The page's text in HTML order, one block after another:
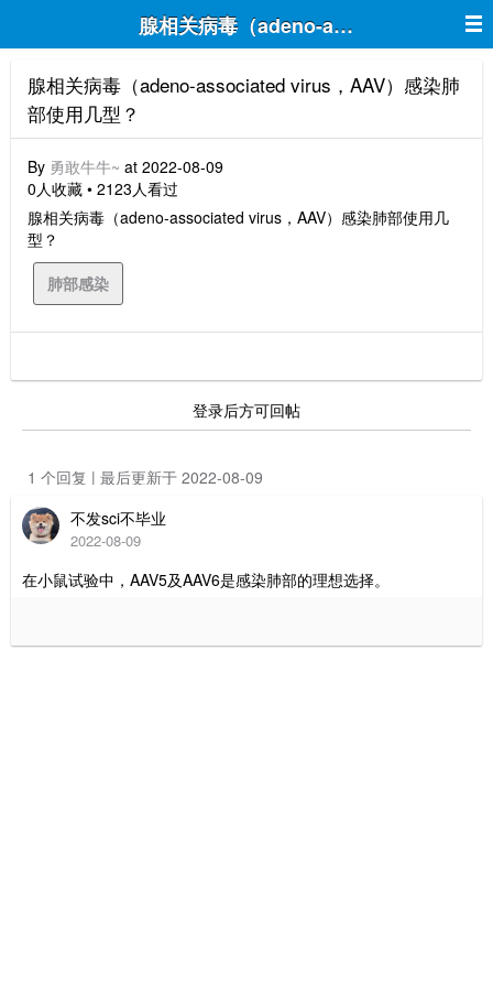
腺相关病毒（adeno-associated virus
腺相关病毒（adeno-associated virus，AAV）感染肺
部使用几型？
By 勇敢牛牛~ at 2022-08-09
0人收藏 • 2123人看过
腺相关病毒（adeno-associated virus，AAV）感染肺部使用几
型？
肺部感染
登录后方可回帖
1 个回复 | 最后更新于 2022-08-09
不发sci不毕业
2022-08-09
在小鼠试验中，AAV5及AAV6是感染肺部的理想选择。